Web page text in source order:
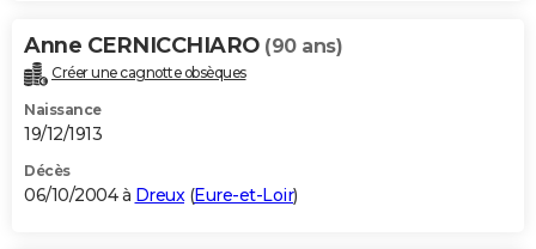
Anne CERNICCHIARO (90 ans)
Créer une cagnotte obsèques
Naissance
19/12/1913
Décès
06/10/2004 à Dreux(Eure-et-Loir)